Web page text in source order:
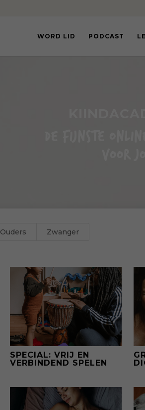
WORD LID PODCAST
Ouders Zwanger
SPECIAL: VRIJ EN
VERBINDEND SPELEN